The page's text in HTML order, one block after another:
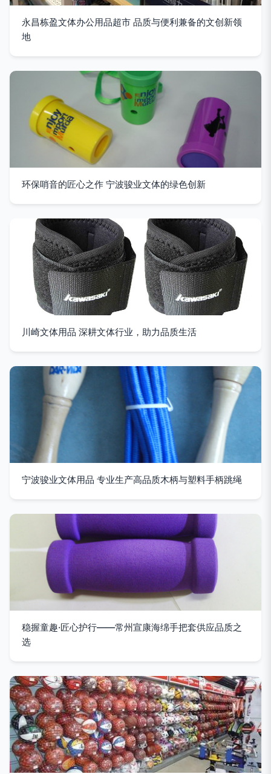
永昌栋盈文体办公用品超市 品质与便利兼备的文创新领
地
环保哨音的匠心之作 宁波骏业文体的绿色创新
川崎文体用品 深耕文体行业，助力品质生活
宁波骏业文体用品 专业生产高品质木柄与塑料手柄跳绳
稳握童趣·匠心护行——常州宣康海绵手把套供应品质之
选